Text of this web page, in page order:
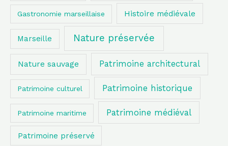
Gastronomie marseillaise Histoire médiévale
Marseille Nature préservée
Nature sauvage Patrimoine architectural
Patrimoine culturel Patrimoine historique
Patrimoine maritime Patrimoine médiéval
Patrimoine préservé